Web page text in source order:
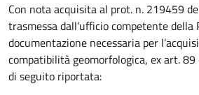
Con nota acquisita al prot. n. 219459
trasmessa dall’ufficio competente della
documentazione necessaria per
compatibilità geomorfologica, ex art. 89
di seguito riportata: